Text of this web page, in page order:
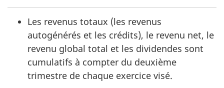
Les revenus totaux (les revenus
autogénérés et les crédits), le revenu net, le
revenu global total et les dividendes sont
cumulatifs à compter du deuxième
trimestre de chaque exercice visé.